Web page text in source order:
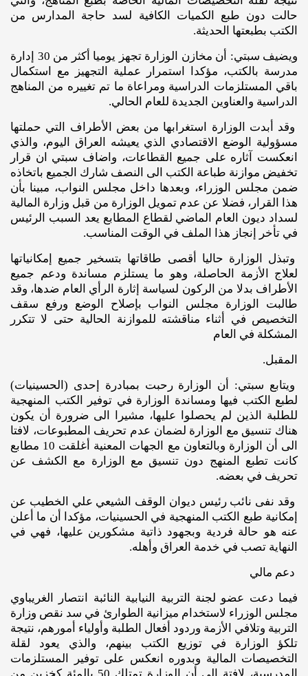
حالت دون طبع الكميات الكافية لسد حاجة المدارس من
الكتب بطبعتها الحديثة.
ويضيف سبتي: أن مخازن الوزارة تجهز يوميا أكثر من 30 إدارة
مدرسة بالكتب، مؤكدا استمرار عملية التجهيز مع استكمال
باقي المستلزمات الدراسية ومراعاة ما تم تغييره من المناهج
الدراسية والعناوين الجديدة للعام الحالي.
وقد أبدت الوزارة استغرابها من بعض الأطراف التي حملتها
مسؤولية الوضع الاقتصادي الذي يعيشه العراق اليوم، والذي
انعكست آثاره على جميع القطاعات، واضاف سبتي ان قرار
تخفيض موازنة طباعة الكتب الى النصف شارك الجميع باتخاذه
ضمن مجلس الوزراء، وبعدها داخل مجلس النواب، مبينا بأن
هذا القرار، فضلا عن عدم تمويل الوزارة من قبل وزارة المالية
لسداد ديون العام الماضي لقطاع المطابع يعد السبب الرئيس
في تأخر إنجاز هذا الملف في الوقت المناسب.
وتبذل الوزارة حاليا أقصى طاقاتها بتسخير جميع إمكانياتها
لعلاج الأزمة الحاصلة، وهو ما يستلزم مساندة ودعم جميع
الأطراف بدلا من الركون لسياسة إثارة الرأي العام ضدها، وقد
طالبت الوزارة مجلس النواب بإصلاح الوضع ورفع سقف
التخصيص في أثناء مناقشته للموازنة الحالية حتى لا تتكرر
المشكلة في العام
المقبل.
ويتابع سبتي: أن الوزارة رحبت بمبادرة إحدى (الحسينيات)
لطبع الكتب فيها ومساندة الوزارة في توفير الكتب المنهجية
للطلبة الذين لم يحصلوا عليها، مشيرا الى ضرورة أن يكون
هناك تنسيق مع الوزارة لضمان عدم تحريف المطبوعات، لافتا
الى أن الوزارة وبالتعاون مع الجهات المعنية أغلقت 10 مطابع
كانت تطبع المنهج دون تنسيق مع الوزارة مع الكشف عن
تحريف في بعضه.
وقد نفى نائب رئيس ديوان الوقف الشيعي علي الخطيب عن
إمكانية طبع الكتب المنهجية في الحسينيات، مؤكدا أن ما أعلن
عنه هو حالة فردية وبجهود ذاتية مشكورين عليها، فهي في
النهاية تصب في خدمة العراق وأهله.
دعم مالي
فيما دعت عضو لجنة التربية النيابية النائبة انتصار الغريباوي
مجلس الوزراء لاستخدام ميزانية الطوارئ في سد نقص وزارة
التربية وتلافي الأزمة وردود أفعال الطلبة وأولياء أمورهم، نتيجة
تلكؤ الوزارة في توزيع الكتب بينهم، والذي يعود لقلة
التخصيصات المالية وبدوره انعكس على توفير المستلزمات